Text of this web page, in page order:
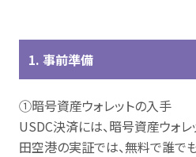
1. 事前準備
①暗号資産ウォレットの入手
USDC決済には、暗号資産ウォレ
田空港の実証では、無料で誰で